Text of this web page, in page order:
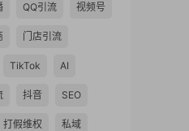
QQ引流 视频号
门店引流
TikTok AI
抖音 SEO
打假维权 私域